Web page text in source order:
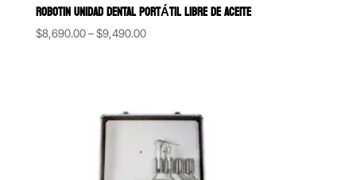
ROBOTIN UNIDAD DENTAL PORTÁTIL LIBRE DE ACEITE
$8,690.00–$9,490.00Price